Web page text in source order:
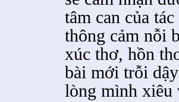
tâm can của
thông cảm nỗi
xúc thơ, hồn
bài mới trỗi
lòng mình xiêu